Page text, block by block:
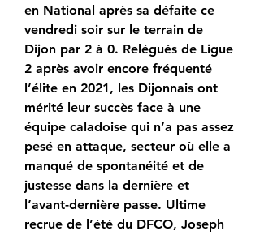
en National après sa défaite ce
vendredi soir sur le terrain de
Dijon par 2 à 0. Relégués de Ligue
2 après avoir encore fréquenté
l’élite en 2021, les Dijonnais ont
mérité leur succès face à une
équipe caladoise qui n’a pas assez
pesé en attaque, secteur où elle a
manqué de spontanéité et de
justesse dans la dernière et
l’avant-dernière passe. Ultime
recrue de l’été du DFCO, Joseph